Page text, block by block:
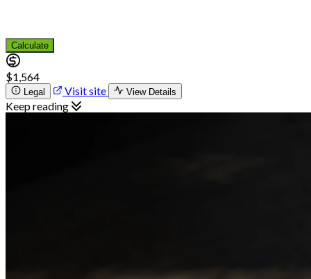
Calculate
$1,564
Legal Visit site View Details
Keep reading